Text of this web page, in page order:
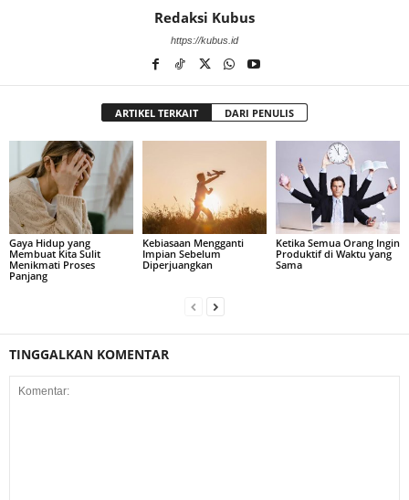
Redaksi Kubus
https://kubus.id
ARTIKEL TERKAIT DARI PENULIS
Gaya Hidup yang
Membuat Kita Sulit
Menikmati Proses
Panjang
Kebiasaan Mengganti
Impian Sebelum
Diperjuangkan
Ketika Semua Orang Ingin
Produktif di Waktu yang
Sama
TINGGALKAN KOMENTAR